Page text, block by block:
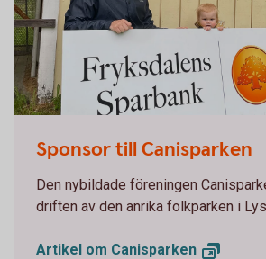
Sponsor till Canisparken
Den nybildade föreningen
driften av den anrika folkparken i
Artikel om Canisparken